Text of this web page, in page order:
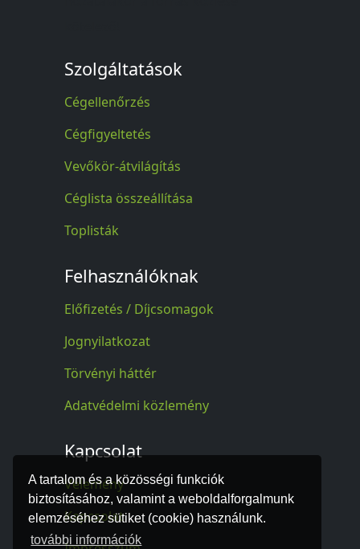
A tartalom és a közösségi funkciók
biztosításához, valamint a weboldalforgalmunk
elemzéséhez sütiket (cookie) használunk.
további információk
Szolgáltatások
Cégellenőrzés
Cégfigyeltetés
Vevőkör-átvilágítás
Céglista összeállítása
Toplisták
Felhasználóknak
Előfizetés / Díjcsomagok
Jognyilatkozat
Törvényi háttér
Adatvédelmi közlemény
Kapcsolat
Vélemény
Kapcsolat